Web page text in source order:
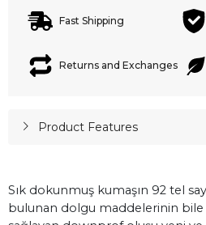
Fast Shipping
Returns and Exchanges
Product Features
Sık dokunmuş kumaşın 92 tel
bulunan dolgu maddelerinin bile